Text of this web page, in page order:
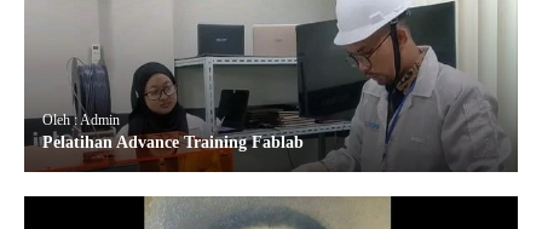
Oleh : Admin
Pelatihan Advance Training Fablab